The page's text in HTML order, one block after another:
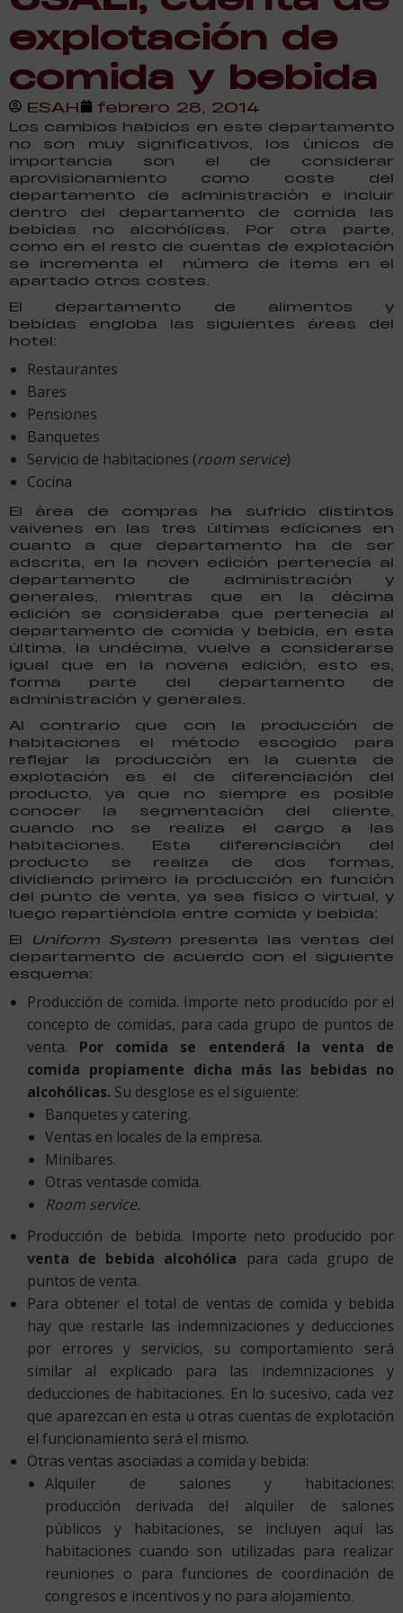
explotación de
comida y bebida
ESAH febrero 28, 2014
Los cambios habidos en este departamento
no son muy significativos, los únicos de
importancia son el de considerar
aprovisionamiento como coste del
departamento de administración e incluir
dentro del departamento de comida las
bebidas no alcohólicas. Por otra parte,
como en el resto de cuentas de explotación
se incrementa el número de ítems en el
apartado otros costes.
El departamento de alimentos y
bebidas engloba las siguientes áreas del
hotel:
Restaurantes
Bares
Pensiones
Banquetes
Servicio de habitaciones (room service)
Cocina
El área de compras ha sufrido distintos
vaivenes en las tres últimas ediciones en
cuanto a que departamento ha de ser
adscrita, en la noven edición pertenecía al
departamento de administración y
generales, mientras que en la décima
edición se consideraba que pertenecía al
departamento de comida y bebida, en esta
última, la undécima, vuelve a considerarse
igual que en la novena edición, esto es,
forma parte del departamento de
administración y generales.
Al contrario que con la producción de
habitaciones el método escogido para
reflejar la producción en la cuenta de
explotación es el de diferenciación del
producto, ya que no siempre es posible
conocer la segmentación del cliente,
cuando no se realiza el cargo a las
habitaciones. Esta diferenciación del
producto se realiza de dos formas,
dividiendo primero la producción en función
del punto de venta, ya sea físico o virtual, y
luego repartiéndola entre comida y bebida:
El
Uniform System presenta las ventas del
departamento de acuerdo con el siguiente
esquema:
Producción de comida. Importe neto producido por el
concepto de comidas, para cada grupo de puntos de
venta. Por comida se entenderá la venta de
comida propiamente dicha más las bebidas no
alcohólicas. Su desglose es el siguiente:
Banquetes y catering.
Ventas en locales de la empresa.
Minibares.
Otras ventasde comida.
Room service.
Producción de bebida. Importe neto producido por
venta de bebida alcohólica
para cada grupo de
puntos de venta.
Para obtener el total de ventas de comida y bebida
hay que restarle las indemnizaciones y deducciones
por errores y servicios, su comportamiento será
similar al explicado para las indemnizaciones y
deducciones de habitaciones. En lo sucesivo, cada vez
que aparezcan en esta u otras cuentas de explotación
el funcionamiento será el mismo.
Otras ventas asociadas a comida y bebida:
Alquiler de salones y habitaciones:
producción derivada del alquiler de salones
públicos y habitaciones, se incluyen aquí las
habitaciones cuando son utilizadas para realizar
reuniones o para funciones de coordinación de
congresos e incentivos y no para alojamiento.